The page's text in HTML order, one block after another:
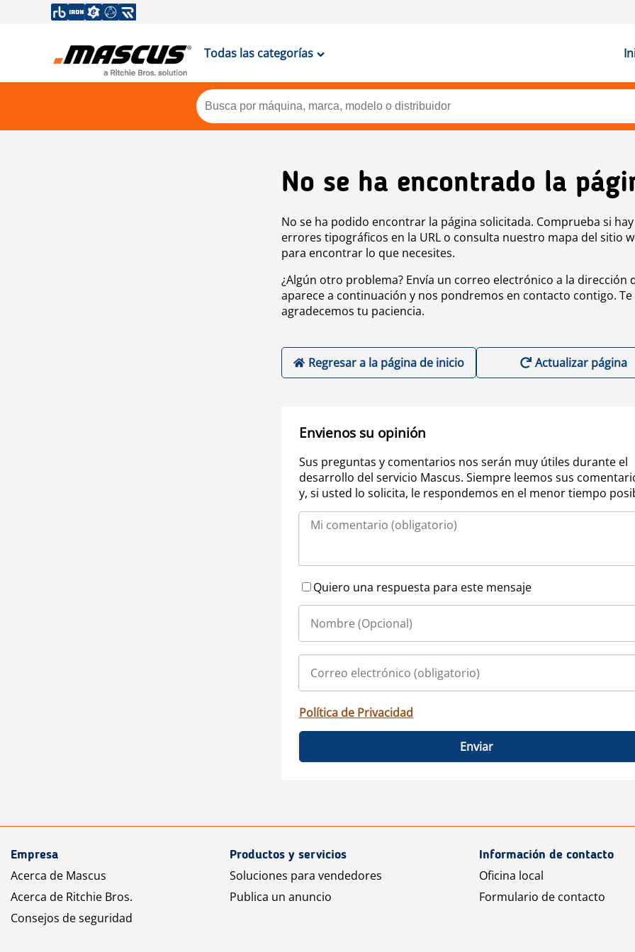
Todas las categorías
No se ha encontrado la
No se ha podido encontrar la página solicitada. Comprueba si hay
errores tipográficos en la URL o consulta nuestro mapa del sitio
para encontrar lo que necesites.
¿Algún otro problema? Envía un correo electrónico a la dirección
aparece a continuación y nos pondremos en contacto contigo. Te
agradecemos tu paciencia.
Regresar a la página de inicio Actualizar página
Envienos su opinión
Sus preguntas y comentarios nos serán muy útiles durante el
desarrollo del servicio Mascus. Siempre leemos sus
y, si usted lo solicita, le respondemos en el menor tiempo
Quiero una respuesta para este mensaje
Política de Privacidad
Enviar
Empresa
Acerca de Mascus
Acerca de Ritchie Bros.
Consejos de seguridad
Productos y servicios
Soluciones para vendedores
Publica un anuncio
Información de contacto
Oficina local
Formulario de contacto